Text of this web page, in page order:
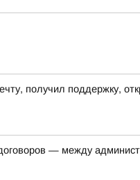
получил поддержку,
— между